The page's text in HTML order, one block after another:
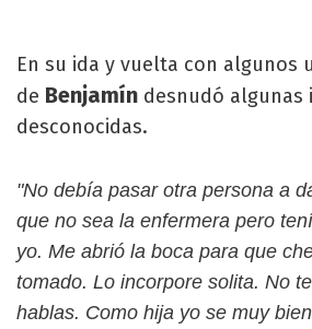
En su ida y vuelta con algunos
de Benjamín desnudó algunas
desconocidas.
"No debía pasar otra persona a
que no sea la enfermera pero
yo. Me abrió la boca para que
tomado. Lo incorpore solita. No
hablas. Como hija yo se muy